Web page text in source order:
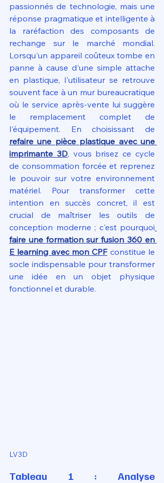
passionnés de technologie, mais une
réponse pragmatique et intelligente à
la raréfaction des composants de
rechange sur le marché mondial.
Lorsqu'un appareil coûteux tombe en
panne à cause d'une simple attache
en plastique, l'utilisateur se retrouve
souvent face à un mur bureaucratique
où le service après-vente lui suggère
le remplacement complet de
refaire une pièce plastique avec une
imprimante 3D, vous brisez ce cycle
de consommation forcée et reprenez
le pouvoir sur votre environnement
matériel. Pour transformer cette
intention en succès concret, il est
crucial de maîtriser les outils de
conception moderne ; c'est pourquoi
faire une formation sur fusion 360 en
E learning avec mon CPF constitue le
socle indispensable pour transformer
une idée en un objet physique
fonctionnel et durable.
LV3D
Tableau 1 : Analyse